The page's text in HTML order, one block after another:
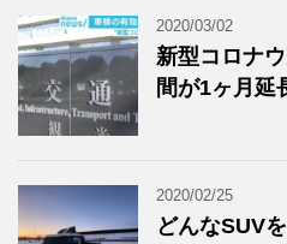
2020/03/02
新型コロナ
間が1ヶ月延
2020/02/25
どんなSUV